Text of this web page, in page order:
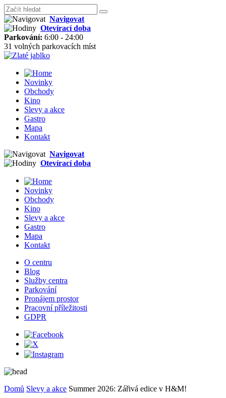
Navigovat
Otevírací doba
Parkování: 6:00 - 24:00
31 volných parkovacích míst
Novinky
Obchody
Kino
Slevy a akce
Gastro
Mapa
Kontakt
Navigovat
Otevírací doba
Novinky
Obchody
Kino
Slevy a akce
Gastro
Mapa
Kontakt
O centru
Blog
Služby centra
Parkování
Pronájem prostor
Pracovní příležitosti
GDPR
Domů Slevy a akce Summer 2026: Zářivá edice v H&M!